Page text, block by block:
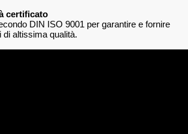
certificato
DIN ISO 9001 per garantire e fornire
di altissima qualità.